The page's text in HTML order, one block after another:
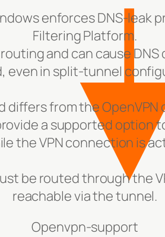
enforces DNS-leak
Filtering Platform.
and can cause
even in split-tunnel
differs from the
a supported option
the VPN connection is
be routed through the
reachable via the tunnel.
Openvpn-support